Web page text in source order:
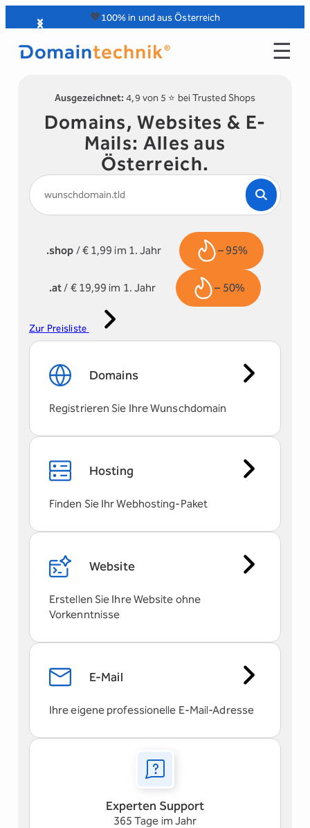
Inhalt
springen
🧡100% in und aus Österreich
☰
Ausgezeichnet: 4,9 von 5 ⭐️ bei Trusted Shops
Domains, Websites & E-
Mails: Alles aus
Österreich.
.shop / € 1,99 im 1. Jahr – 95%
.at / € 19,99 im 1. Jahr – 50%
Zur Preisliste
Domains
Registrieren Sie Ihre Wunschdomain
Hosting
Finden Sie Ihr Webhosting-Paket
Website
Erstellen Sie Ihre Website ohne
Vorkenntnisse
E-Mail
Ihre eigene professionelle E-Mail-Adresse
Experten Support
365 Tage im Jahr